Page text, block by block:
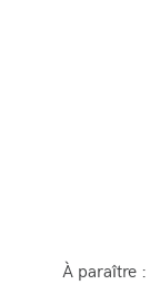
À paraître :